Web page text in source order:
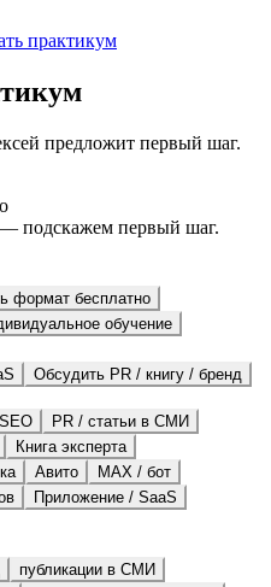
практикум
предложит первый шаг.
подскажем первый шаг.
формат бесплатно
обучение
Обсудить PR / книгу / бренд
SEO
PR / статьи в СМИ
Книга эксперта
Авито
MAX / бот
Приложение / SaaS
публикации в СМИ